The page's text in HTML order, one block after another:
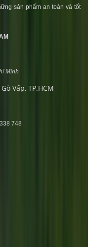
sản phẩm an toàn và tốt
Minh
Vấp, TP.HCM
748